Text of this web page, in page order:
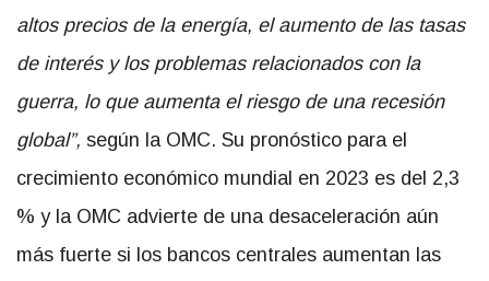
altos precios de la energía, el aumento de las tasas
de interés y los problemas relacionados con la
guerra, lo que aumenta el riesgo de una recesión
global”, según la OMC. Su pronóstico para el
crecimiento económico mundial en 2023 es del 2,3
% y la OMC advierte de una desaceleración aún
más fuerte si los bancos centrales aumentan las